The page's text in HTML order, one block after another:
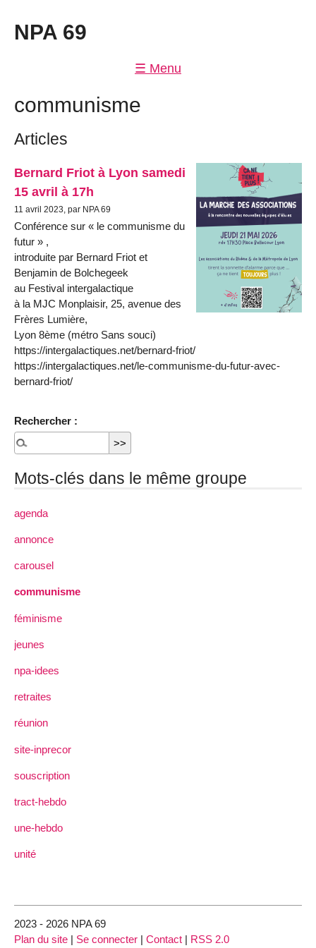
NPA 69
☰ Menu
Antifascisme
Ecologie
Féminisme
International
NPA
Oppressions
Social
communisme
Articles
Bernard Friot à Lyon samedi
15 avril à 17h
11 avril 2023, par NPA 69
Conférence sur « le communisme du
futur » ,
introduite par Bernard Friot et
Benjamin de Bolchegeek
au Festival intergalactique
à la MJC Monplaisir, 25, avenue des
Frères Lumière,
Lyon 8ème (métro Sans souci)
https://intergalactiques.net/bernard-friot/
https://intergalactiques.net/le-communisme-du-futur-avec-
bernard-friot/
Rechercher :
Mots-clés dans le même groupe
agenda
annonce
carousel
communisme
féminisme
jeunes
npa-idees
retraites
réunion
site-inprecor
souscription
tract-hebdo
une-hebdo
unité
2023 - 2026 NPA 69
Plan du site | Se connecter | Contact | RSS 2.0